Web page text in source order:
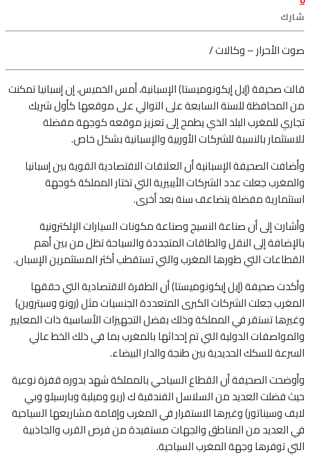
شارك
صوت الأحرار – وكالات /
قالت صحيفة (إيل إيكونوميستا) الإسبانية، أمس الخميس، إن إسبانيا تمكنت
منالمحافظة للسنة السابعة على التوالي على موقعها كأول شريك
تجاري للمغرب البلد الذي يطمح إلى تعزيز موقعه كوجهة مفضلة
للاستثمار بالنسبة للشركات الأوربية والإسبانية بشكل خاص.
وأضافت الصحيفة الإسبانية أن العلاقات الاقتصادية القوية بين إسبانيا
والمغرب جعلت عدد الشركات الأيبيرية التي تختار المملكة كوجهة
استثمارية مفضلة يتضاعف سنة بعد أخرى.
وأشارت إلى أن صناعة النسيج وصناعة مكونات السيارات الإلكترونية
بالإضافة إلى النقل والطاقات المتجددة والسياحة تظل من بين أهم
القطاعات التي طورها المغرب والتي تستقطب أكثر المستثمرين الإسبان.
وأكدت صحيفة (إيل إيكونوميستا) أن الطفرة الاقتصادية التي حققها
المغرب جعلت الشركات الكبرى المتعددة الجنسيات مثل (رونو وسيتروين)
وغيرها تستقر في المملكة وذلك بفضل التجهيزات الأساسية ذات المعايير
والمواصفات الدولية التي تم إحداثها بالمغرب بما في ذلك الخط عالي
السرعة للسكك الحديدية بين طنجة والدار البيضاء.
وأوضحت الصحيفة أن القطاع السياحي بالمملكة شهد بدوره قفزة نوعية
حيث فضلت العديد من السلاسل الفندقية ك (ريو وميلية وبارسيلو وبي
لايف وسيناتور) وغيرها الاستقرار في المغرب وإقامة مشاريعها السياحية
في العديد من المناطق والجهات مستفيدة من فرص القرب والجاذبية
التي توفرها وجهة المغرب السياحية.